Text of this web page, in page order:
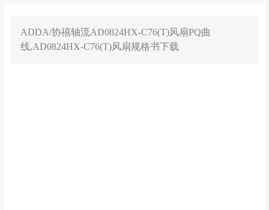
ADDA/协禧轴流AD0824HX-C76(T)风扇PQ曲
线,AD0824HX-C76(T)风扇规格书下载